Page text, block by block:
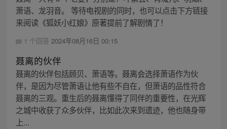
萧语、龙羽音。 等待电视剧的同时，也可以点击下方链接
来阅读《狐妖小红娘》原著提前了解剧情了！
1 个回答 2024年08月16日 00:15
聂离的伙伴
聂离的伙伴包括顾贝、萧语等。聂离会选择萧语作为伙
伴，是因为尽管萧语让他有些不自在，但萧语的品性符合
聂离的三观。重生后的聂离懂得了同伴的重要性，在光辉
之城中收获了众多伙伴，比如此次来到遗迹，他也随身带
上...